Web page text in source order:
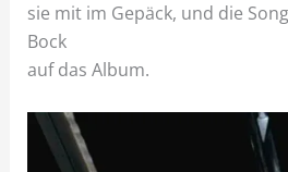
sie mit im Gepäck, und die
Bock
auf das Album.